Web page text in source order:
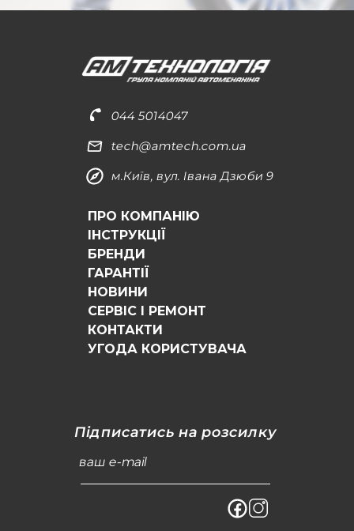
044 5014047
tech@amtech.com.ua
м.Київ, вул. Івана Дзюби 9
ПРО КОМПАНІЮ
ІНСТРУКЦІЇ
БРЕНДИ
ГАРАНТІЇ
НОВИНИ
СЕРВІС І РЕМОНТ
КОНТАКТИ
УГОДА КОРИСТУВАЧА
Підписатись на розсилку
ваш e-mail